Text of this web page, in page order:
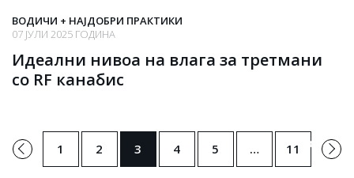
ВОДИЧИ + НАЈДОБРИ ПРАКТИКИ
07 ЈУЛИ 2025 ГОДИНА
Идеални нивоа на влага за третмани
со RF канабис
← 1 2 3 4 5 … 11 Следно
→